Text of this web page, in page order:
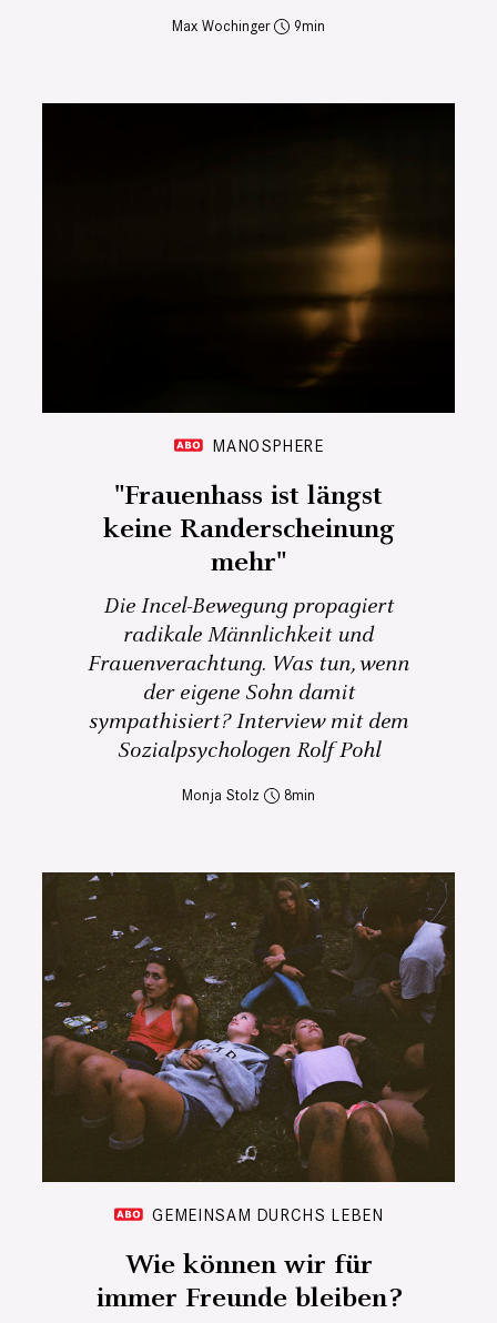
Max Wochinger 9
MANOSPHERE
"Frauenhass ist längst
keine Randerscheinung
mehr"
Die Incel-Bewegung propagiert
radikale Männlichkeit und
Frauenverachtung. Was tun, wenn
der eigene Sohn damit
sympathisiert? Interview mit dem
Sozialpsychologen Rolf Pohl
Monja Stolz 8
GEMEINSAM DURCHS LEBEN
Wie können wir für
immer Freunde bleiben?